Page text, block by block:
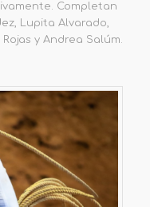
Completan
Lupita Alvarado,
y Andrea Salúm.